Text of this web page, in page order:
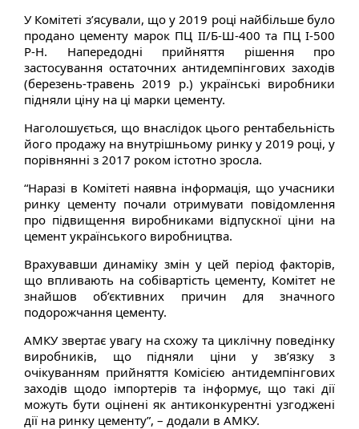
У Комітеті з’ясували, що у 2019 році найбільше було
продано цементу марок ПЦ ІІ/Б-Ш-400 та ПЦ І-500
Р-Н. Напередодні прийняття рішення про
застосування остаточних антидемпінгових заходів
(березень-травень 2019 р.) українські виробники
підняли ціну на ці марки цементу.
Наголошується, що внаслідок цього рентабельність
його продажу на внутрішньому ринку у 2019 році, у
порівнянні з 2017 роком істотно зросла.
“Наразі в Комітеті наявна інформація, що учасники
ринку цементу почали отримувати повідомлення
про підвищення виробниками відпускної ціни на
цемент українського виробництва.
Врахувавши динаміку змін у цей період факторів,
що впливають на собівартість цементу, Комітет не
знайшов об’єктивних причин для значного
подорожчання цементу.
АМКУ звертає увагу на схожу та циклічну поведінку
виробників, що підняли ціни у зв’язку з
очікуванням прийняття Комісією антидемпінгових
заходів щодо імпортерів та інформує, що такі дії
можуть бути оцінені як антиконкурентні узгоджені
дії на ринку цементу”, – додали в АМКУ.